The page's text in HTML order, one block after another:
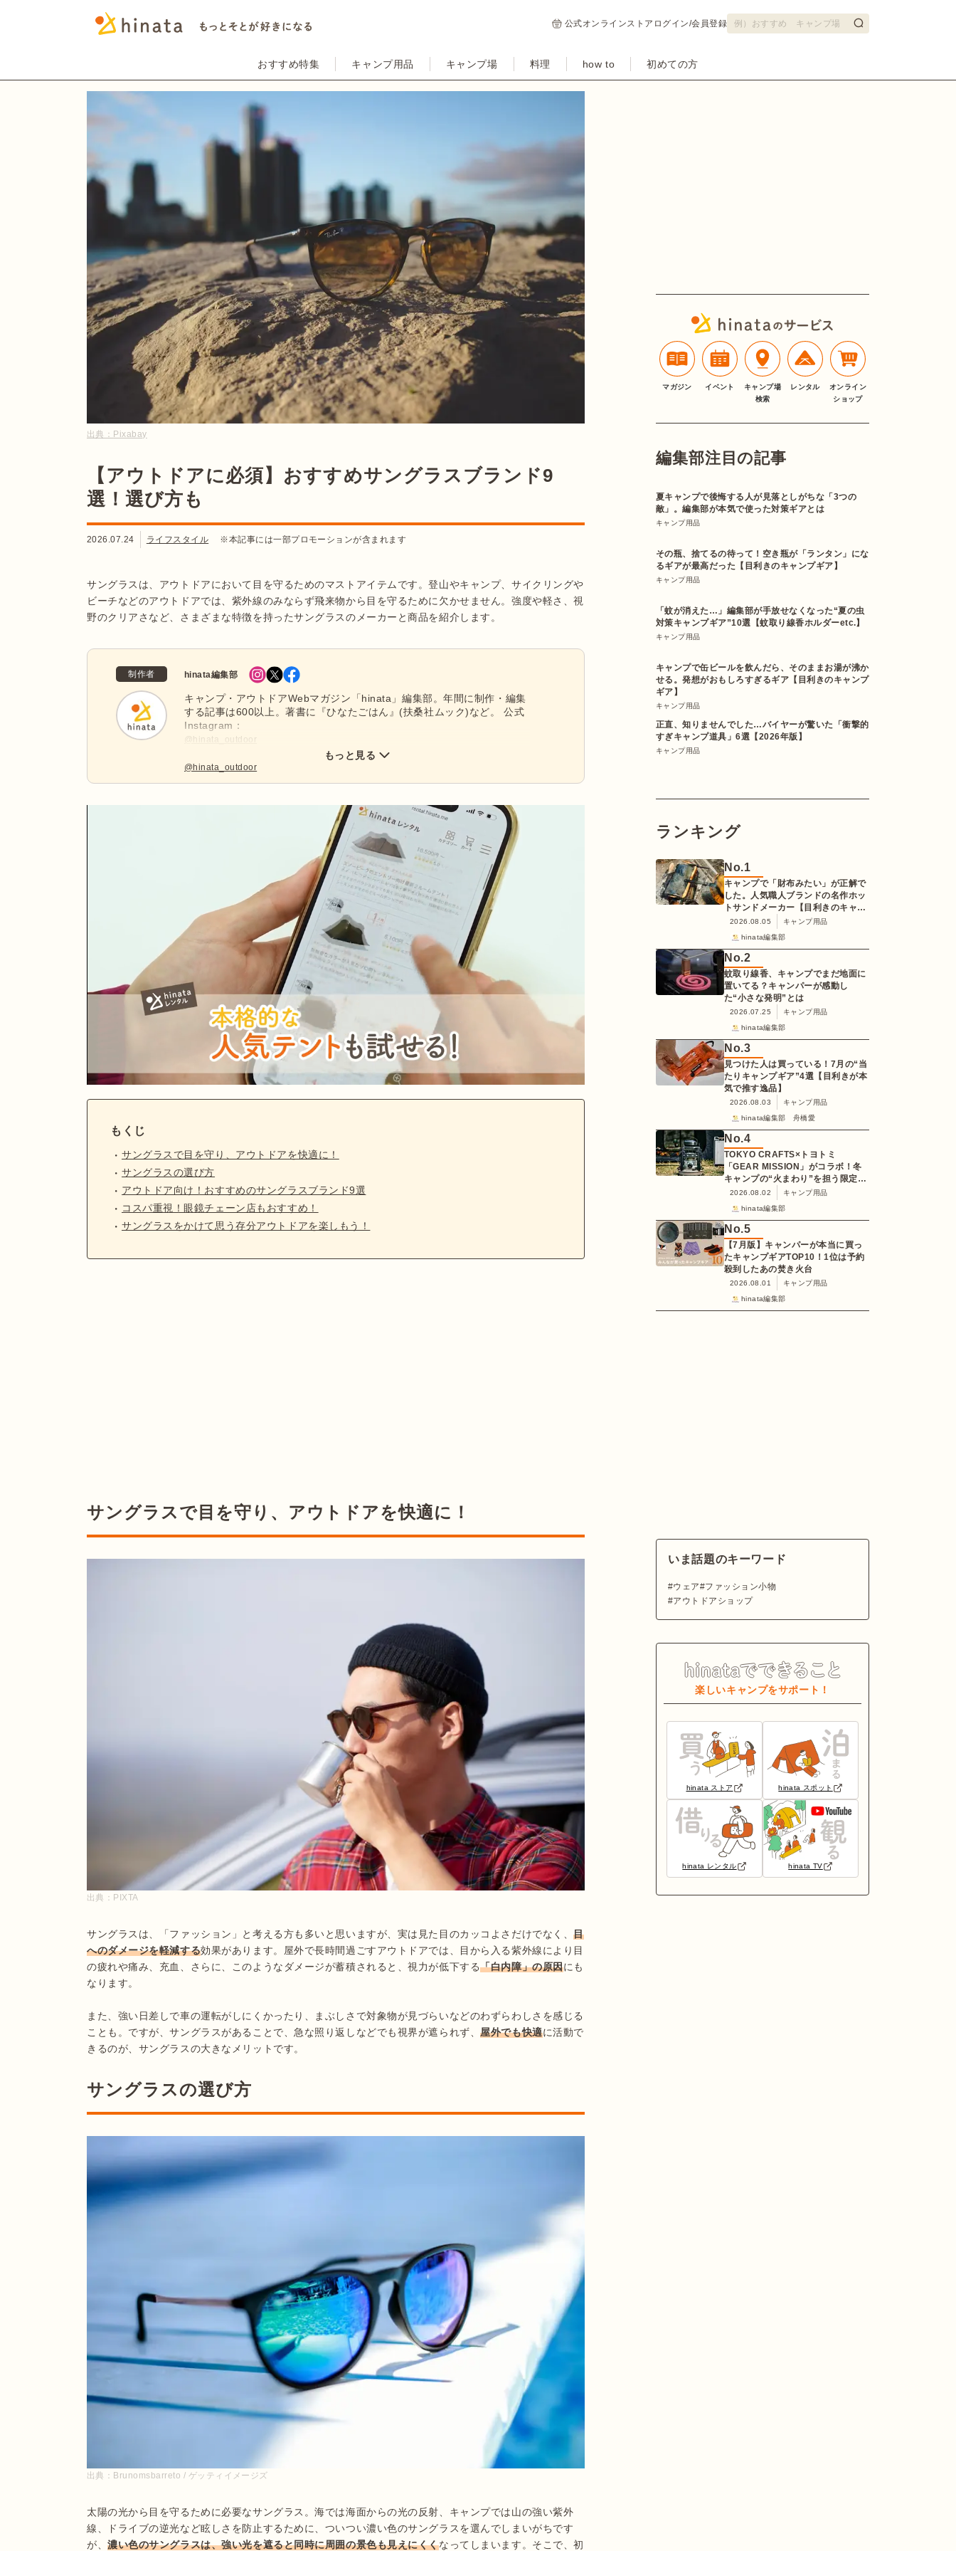
公式オンラインストア ログイン/会員登録
おすすめ特集 キャンプ用品 キャンプ場 料理 how to 初めての方
出典： Pixabay
【アウトドアに必須】おすすめサングラスブランド9
選！選び方も
2026.07.24 ライフスタイル ※本記事には一部プロモーションが含まれます
サングラスは、アウトドアにおいて目を守るためのマストアイテムです。登山やキャンプ、サイクリングや
ビーチなどのアウトドアでは、紫外線のみならず飛来物から目を守るために欠かせません。強度や軽さ、視
野のクリアさなど、さまざまな特徴を持ったサングラスのメーカーと商品を紹介します。
制作者 hinata編集部
キャンプ・アウトドアWebマガジン「hinata」編集部。年間に制作・編集
する記事は600以上。著書に『ひなたごはん』(扶桑社ムック)など。 公式
Instagram：
@hinata_outdoor
@hinata_outdoor
もっと見る
もくじ
サングラスで目を守り、アウトドアを快適に！
サングラスの選び方
アウトドア向け！おすすめのサングラスブランド9選
コスパ重視！眼鏡チェーン店もおすすめ！
サングラスをかけて思う存分アウトドアを楽しもう！
サングラスで目を守り、アウトドアを快適に！
出典： PIXTA
サングラスは、「ファッション」と考える方も多いと思いますが、実は見た目のカッコよさだけでなく、目
へのダメージを軽減する効果があります。屋外で長時間過ごすアウトドアでは、目から入る紫外線により目
の疲れや痛み、充血、さらに、このようなダメージが蓄積されると、視力が低下する「白内障」の原因にも
なります。
また、強い日差しで車の運転がしにくかったり、まぶしさで対象物が見づらいなどのわずらわしさを感じる
ことも。ですが、サングラスがあることで、急な照り返しなどでも視界が遮られず、屋外でも快適に活動で
きるのが、サングラスの大きなメリットです。
サングラスの選び方
出典： Brunomsbarreto / ゲッティイメージズ
太陽の光から目を守るために必要なサングラス。海では海面からの光の反射、キャンプでは山の強い紫外
線、ドライブの逆光など眩しさを防止するために、ついつい濃い色のサングラスを選んでしまいがちです
が、濃い色のサングラスは、強い光を遮ると同時に周囲の景色も見えにくくなってしまいます。そこで、初
マガジン イベント
キャンプ場
検索
レンタル
オンライン
ショップ
編集部注目の記事
夏キャンプで後悔する人が見落としがちな「3つの
敵」。編集部が本気で使った対策ギアとは
キャンプ用品
その瓶、捨てるの待って！空き瓶が「ランタン」にな
るギアが最高だった【目利きのキャンプギア】
キャンプ用品
「蚊が消えた…」編集部が手放せなくなった“夏の虫
対策キャンプギア”10選【蚊取り線香ホルダーetc.】
キャンプ用品
キャンプで缶ビールを飲んだら、そのままお湯が沸か
せる。発想がおもしろすぎるギア【目利きのキャンプ
ギア】
キャンプ用品
正直、知りませんでした…バイヤーが驚いた「衝撃的
すぎキャンプ道具」6選【2026年版】
キャンプ用品
ランキング
No.1
キャンプで「財布みたい」が正解で
した。人気職人ブランドの名作ホッ
トサンドメーカー【目利きのキャン
プギア】
2026.08.05
キャンプ用品
hinata編集部
No.2
蚊取り線香、キャンプでまだ地面に
置いてる？キャンパーが感動し
た“小さな発明”とは
2026.07.25
キャンプ用品
hinata編集部
No.3
見つけた人は買っている！7月の“当
たりキャンプギア”4選【目利きが本
気で推す逸品】
2026.08.03
キャンプ用品
hinata編集部 舟橋愛
No.4
TOKYO CRAFTS×トヨトミ
「GEAR MISSION」がコラボ！冬
キャンプの“火まわり”を担う限定
K3クッキングストーブが登場
2026.08.02
キャンプ用品
hinata編集部
No.5
【7月版】キャンパーが本当に買っ
たキャンプギアTOP10！1位は予約
殺到したあの焚き火台
2026.08.01
キャンプ用品
hinata編集部
いま話題のキーワード
ウェア
ファッション小物
アウトドアショップ
楽しいキャンプをサポート！
hinata ストア hinata スポット
hinata レンタル hinata TV